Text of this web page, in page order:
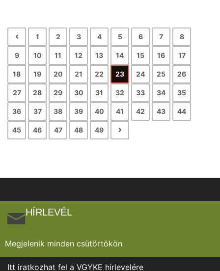
1 2 3 4 5 6 7 8
9 10 11 12 13 14 15 16 17
18 19 20 21 22 23 24 25 26
27 28 29 30 31 32 33 34 35
36 37 38 39 40 41 42 43 44
45 46 47 48 49
HÍRLEVÉL
Megjelenik minden csütörtökön
Itt iratkozhat fel a VGYKE hírlevelére